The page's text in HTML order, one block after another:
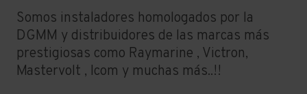
Somos instaladores homologados por la
DGMM y distribuidores de las marcas más
prestigiosas como Raymarine , Victron,
Mastervolt , Icom y muchas más..!!